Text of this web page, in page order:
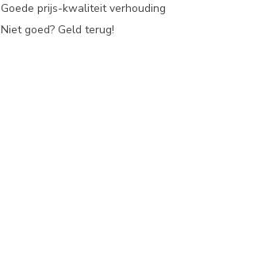
Goede prijs-kwaliteit verhouding
Niet goed? Geld terug!